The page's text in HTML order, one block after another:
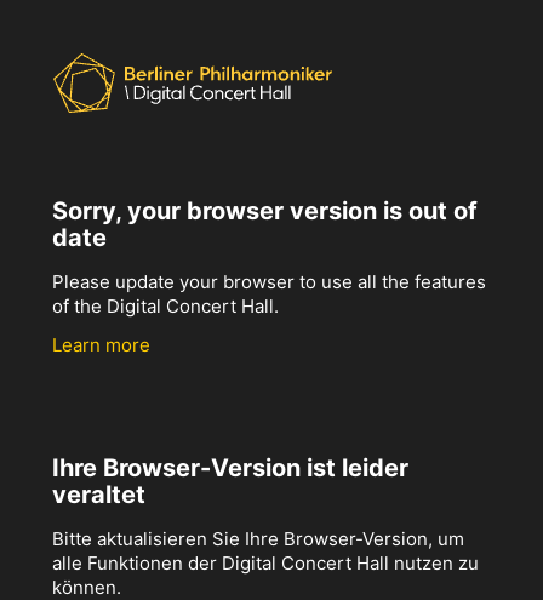
Sorry, your browser version is out of
date
Please update your browser to use all the features
of the Digital Concert Hall.
Learn more
Ihre Browser-Version ist leider
veraltet
Bitte aktualisieren Sie Ihre Browser-Version, um
alle Funktionen der Digital Concert Hall nutzen zu
können.